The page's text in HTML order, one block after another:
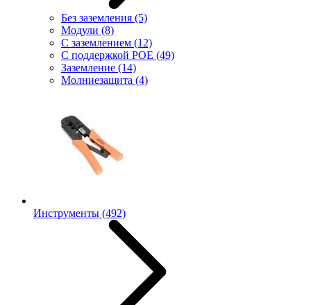
Без заземления (5)
Модули (8)
С заземлением (12)
С поддержкой POE (49)
Заземление (14)
Молниезащита (4)
Инструменты (492)